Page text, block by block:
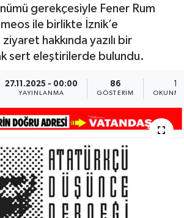
gerekçesiyle Fener Rum
ile birlikte İznik’e
hakkında yazılı bir
sert eleştirilerde bulundu.
27.11.2025 - 00:00
YAYINLANMA
86
GÖSTERIM